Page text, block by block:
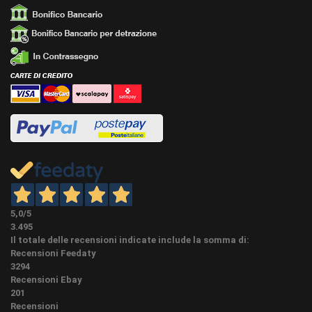
LAVORAZIONI
EXTRA
Nella categoria dedicata in Home page o associate
al prodotto stesso a fondo pagina in "accessori"
lavorazioni extra.
PEZZI
SPECIALI
PEZZI SPECIALI (NON OBBLIGATORI) Su questo
articolo possiamo fare i pezzi speciali su misura,
angoli, spigoli e terminali con lo stesso battiscopa
(la creazione di pezzi speciali rallenta l'evasione
dell'ordine di circa 6 giorni lavorativi) E' possibile
associati oppure nella categoria accessori in
homepage.
Possibile ordinare una campionatura cliccando sul
costi e quantità cliccare il bottone "ordina
campionatura" e LEGGERE BENE LE NOTE. (nei
battiscopa in legno massello impiallacciati i in
campionature potrebbe prolungarsi di qualche
5,0/5
3.495
Il totale delle recensioni indicate include la somma di:
Recensioni Feedaty
3294
Recensioni Ebay
201
Recensioni